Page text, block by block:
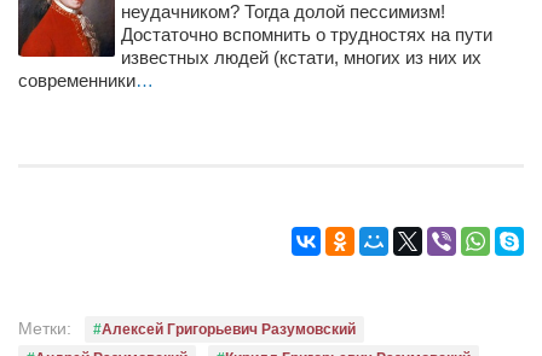
неудачником? Тогда долой пессимизм!
Достаточно вспомнить о трудностях на пути
известных людей (кстати, многих из них их
современники…
Метки:
Алексей Григорьевич Разумовский